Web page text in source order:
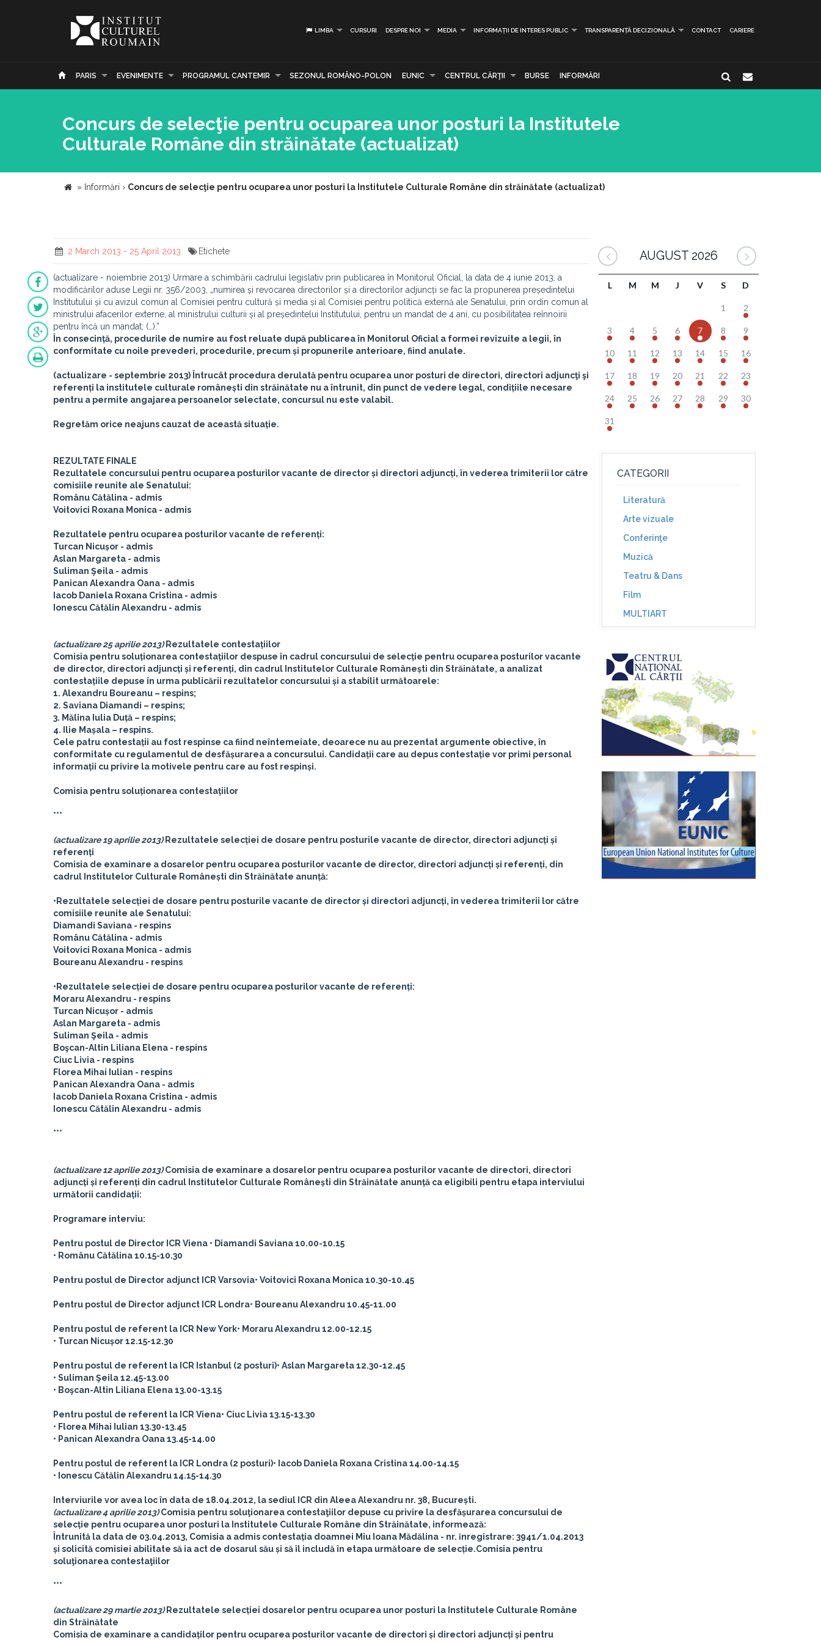
LIMBA CURSURI DESPRE NOI MEDIA INFORMAȚII DE INTERES PUBLIC TRANSPARENȚĂ DECIZIONALĂ CONTACT CARIERE
PARIS EVENIMENTE PROGRAMUL CANTEMIR SEZONUL ROMÂNO-POLON EUNIC CENTRUL CĂRŢII BURSE INFORMĂRI
Concurs de selecţie pentru ocuparea unor posturi la Institutele
Culturale Române din străinătate (actualizat)
» Informări › Concurs de selecţie pentru ocuparea unor posturi la Institutele Culturale Române din străinătate (actualizat)
2 March 2013 - 25 April 2013 Etichete
(actualizare - noiembrie 2013) Urmare a schimbării cadrului legislativ prin publicarea în Monitorul Oficial, la data de 4 iunie 2013, a
modificărilor aduse Legii nr. 356/2003, „numirea și revocarea directorilor și a directorilor adjuncți se fac la propunerea președintelui
Institutului și cu avizul comun al Comisiei pentru cultură și media și al Comisiei pentru politică externă ale Senatului, prin ordin comun al
ministrului afacerilor externe, al ministrului culturii și al președintelui Institutului, pentru un mandat de 4 ani, cu posibilitatea reînnoirii
pentru încă un mandat; (…).”
În consecință, procedurile de numire au fost reluate după publicarea în Monitorul Oficial a formei revizuite a legii, în
conformitate cu noile prevederi, procedurile, precum și propunerile anterioare, fiind anulate.
(actualizare - septembrie 2013) Întrucât procedura derulată pentru ocuparea unor posturi de directori, directori adjuncţi şi
referenți la institutele culturale românești din străinătate nu a întrunit, din punct de vedere legal, condițiile necesare
pentru a permite angajarea persoanelor selectate, concursul nu este valabil.
Regretăm orice neajuns cauzat de această situație.
REZULTATE FINALE
Rezultatele concursului pentru ocuparea posturilor vacante de director și directori adjuncți, în vederea trimiterii lor către
comisiile reunite ale Senatului:
Românu Cătălina - admis
Voitovici Roxana Monica - admis
Rezultatele pentru ocuparea posturilor vacante de referenți:
Turcan Nicușor - admis
Aslan Margareta - admis
Suliman Şeila - admis
Panican Alexandra Oana - admis
Iacob Daniela Roxana Cristina - admis
Ionescu Cătălin Alexandru - admis
(actualizare 25 aprilie 2013) Rezultatele contestațiilor
Comisia pentru soluționarea contestațiilor despuse în cadrul concursului de selecție pentru ocuparea posturilor vacante
de director, directori adjuncți și referenți, din cadrul Institutelor Culturale Românești din Străinătate, a analizat
contestațiile depuse în urma publicării rezultatelor concursului și a stabilit următoarele:
1. Alexandru Boureanu – respins;
2. Saviana Diamandi – respins;
3. Mălina Iulia Duță – respins;
4. Ilie Mașala – respins.
Cele patru contestații au fost respinse ca fiind neîntemeiate, deoarece nu au prezentat argumente obiective, în
conformitate cu regulamentul de desfășurarea a concursului. Candidații care au depus contestație vor primi personal
informații cu privire la motivele pentru care au fost respinși.
Comisia pentru soluționarea contestațiilor
***
(actualizare 19 aprilie 2013) Rezultatele selecției de dosare pentru posturile vacante de director, directori adjuncți și
referenți
Comisia de examinare a dosarelor pentru ocuparea posturilor vacante de director, directori adjuncți și referenți, din
cadrul Institutelor Culturale Românești din Străinătate anunță:
•Rezultatele selecției de dosare pentru posturile vacante de director și directori adjuncți, în vederea trimiterii lor către
comisiile reunite ale Senatului:
Diamandi Saviana - respins
Românu Cătălina - admis
Voitovici Roxana Monica - admis
Boureanu Alexandru - respins
•Rezultatele selecției de dosare pentru ocuparea posturilor vacante de referenți:
Moraru Alexandru - respins
Turcan Nicușor - admis
Aslan Margareta - admis
Suliman Şeila - admis
Boşcan-Altin Liliana Elena - respins
Ciuc Livia - respins
Florea Mihai Iulian - respins
Panican Alexandra Oana - admis
Iacob Daniela Roxana Cristina - admis
Ionescu Cătălin Alexandru - admis
***
(actualizare 12 aprilie 2013)Comisia de examinare a dosarelor pentru ocuparea posturilor vacante de directori, directori
adjuncți și referenți din cadrul Institutelor Culturale Românești din Străinătate anunță ca eligibili pentru etapa interviului
următorii candidații:
Programare interviu:
Pentru postul de Director ICR Viena • Diamandi Saviana 10.00-10.15
• Românu Cătălina 10.15-10.30
Pentru postul de Director adjunct ICR Varsovia• Voitovici Roxana Monica 10.30-10.45
Pentru postul de Director adjunct ICR Londra• Boureanu Alexandru 10.45-11.00
Pentru postul de referent la ICR New York• Moraru Alexandru 12.00-12.15
• Turcan Nicușor 12.15-12.30
Pentru postul de referent la ICR Istanbul (2 posturi)• Aslan Margareta 12.30-12.45
• Suliman Şeila 12.45-13.00
• Boşcan-Altin Liliana Elena 13.00-13.15
Pentru postul de referent la ICR Viena• Ciuc Livia 13.15-13.30
• Florea Mihai Iulian 13.30-13.45
• Panican Alexandra Oana 13.45-14.00
Pentru postul de referent la ICR Londra (2 posturi)• Iacob Daniela Roxana Cristina 14.00-14.15
• Ionescu Cătălin Alexandru 14.15-14.30
Interviurile vor avea loc în data de 18.04.2012, la sediul ICR din Aleea Alexandru nr. 38, București.
(actualizare 4 aprilie 2013)Comisia pentru soluţionarea contestaţiilor depuse cu privire la desfășurarea concursului de
selecție pentru ocuparea unor posturi la Institutele Culturale Române din Străinătate, informează:
Întrunită la data de 03.04.2013, Comisia a admis contestația doamnei Miu Ioana Mădălina - nr. ȋnregistrare: 3941/1.04.2013
și solicită comisiei abilitate să ia act de dosarul său și să îl includă în etapa următoare de selecție.Comisia pentru
soluţionarea contestaţiilor
***
(actualizare 29 martie 2013) Rezultatele selecției dosarelor pentru ocuparea unor posturi la Institutele Culturale Române
din Străinătate
Comisia de examinare a candidaților pentru ocuparea posturilor vacante de directori și directori adjuncți și pentru
AUGUST 2026
L M M J V S D
1 2
3 4 5 6 7 8 9
10 11 12 13 14 15 16
17 18 19 20 21 22 23
24 25 26 27 28 29 30
31
CATEGORII
Literatură
Arte vizuale
Conferinţe
Muzică
Teatru & Dans
Film
MULTIART